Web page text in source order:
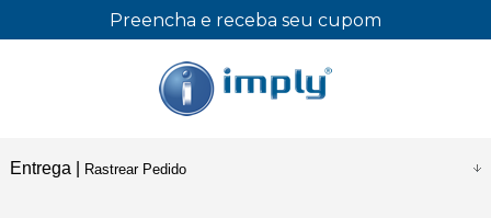
Preencha e receba seu cupom
Entrega | Rastrear Pedido